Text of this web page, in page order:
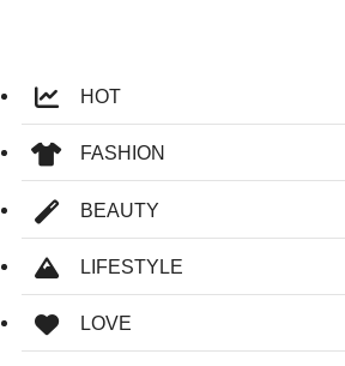
HOT
FASHION
BEAUTY
LIFESTYLE
LOVE